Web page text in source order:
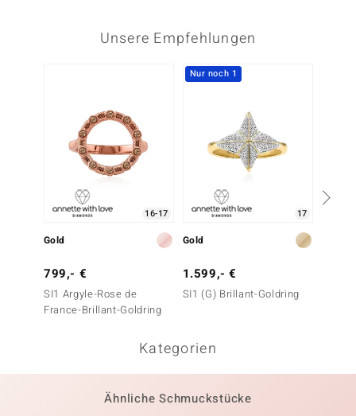
Unsere Empfehlungen
16-17
Gold
799,- €
SI1 Argyle-Rose de
France-Brillant-Goldring
Nur noch 1
17
Gold
1.599,- €
SI1 (G) Brillant-Goldring
Kategorien
Ähnliche Schmuckstücke